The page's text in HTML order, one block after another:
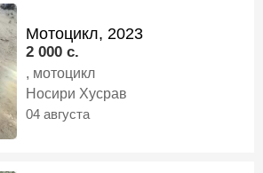
Мотоцикл, 2023
2 000 c.
, мотоцикл
Носири Хусрав
04 августа